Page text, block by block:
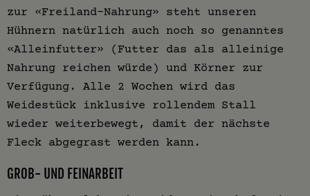
zur «Freiland-Nahrung» steht unseren
Hühnern natürlich auch noch so genanntes
«Alleinfutter» (Futter das als alleinige
Nahrung reichen würde) und Körner zur
Verfügung. Alle 2 Wochen wird das
Weidestück inklusive rollendem Stall
wieder weiterbewegt, damit der nächste
Fleck abgegrast werden kann.
GROB- UND FEINARBEIT